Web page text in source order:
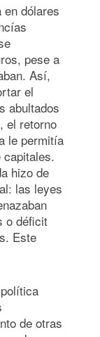
en dólares
pese a
Así,
el
abultados
el retorno
le permitía
capitales.
hizo de
las leyes
o déficit
Este
de otras